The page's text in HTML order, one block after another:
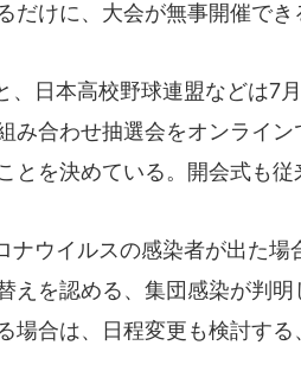
だけに、大会が無事開催でき
、日本高校野球連盟などは7
み合わせ抽選会をオンライ
とを決めている。開会式も従
ナウイルスの感染者が出た
えを認める、集団感染が判
場合は、日程変更も検討する